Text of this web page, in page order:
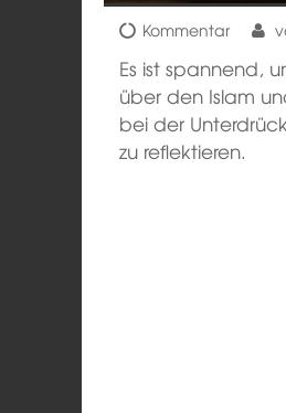
Kommentar
Es ist spannend,
über den Islam
bei der
zu reflektieren.